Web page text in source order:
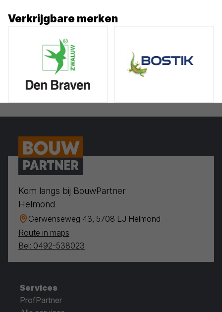
Verkrijgbare merken
Kom langs bij BouwPartner
Helmond
Gerwenseweg 43, 5708 EJ Helmond
Route in maps
Bel: 0492-538023
Services
ProfPartner